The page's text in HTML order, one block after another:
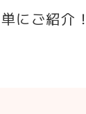
にご紹介